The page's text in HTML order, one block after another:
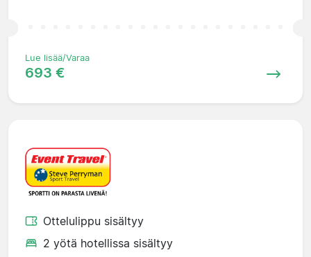
Lue lisää/Varaa
693 €
Ottelulippu sisältyy
2 yötä hotellissa sisältyy